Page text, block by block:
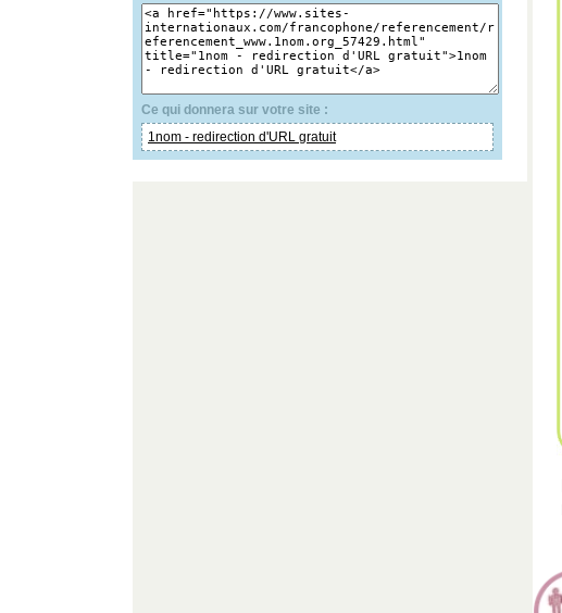
Ce qui donnera sur votre site :
1nom - redirection d'URL gratuit